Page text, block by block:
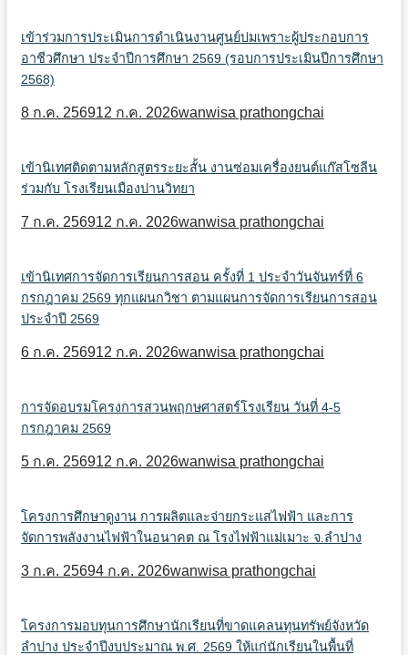
เข้าร่วมการประเมินการดำเนินงานศูนย์บ่มเพราะผู้ประกอบการ
อาชีวศึกษา ประจำปีการศึกษา 2569 (รอบการประเมินปีการศึกษา
2568)
8 ก.ค. 256912 ก.ค. 2026wanwisa prathongchai
เข้านิเทศติดตามหลักสูตรระยะสั้น งานซ่อมเครื่องยนต์แก๊สโซลีน
ร่วมกับ โรงเรียนเมืองปานวิทยา
7 ก.ค. 256912 ก.ค. 2026wanwisa prathongchai
เข้านิเทศการจัดการเรียนการสอน ครั้งที่ 1 ประจำวันจันทร์ที่ 6
กรกฎาคม 2569 ทุกแผนกวิชา ตามแผนการจัดการเรียนการสอน
ประจำปี 2569
6 ก.ค. 256912 ก.ค. 2026wanwisa prathongchai
การจัดอบรมโครงการสวนพฤกษศาสตร์โรงเรียน วันที่ 4-5
กรกฎาคม 2569
5 ก.ค. 256912 ก.ค. 2026wanwisa prathongchai
โครงการศึกษาดูงาน การผลิตและจ่ายกระแสไฟฟ้า และการ
จัดการพลังงานไฟฟ้าในอนาคต ณ โรงไฟฟ้าแม่เมาะ จ.ลำปาง
3 ก.ค. 25694 ก.ค. 2026wanwisa prathongchai
โครงการมอบทุนการศึกษานักเรียนที่ขาดแคลนทุนทรัพย์จังหวัด
ลำปาง ประจำปีงบประมาณ พ.ศ. 2569 ให้แก่นักเรียนในพื้นที่